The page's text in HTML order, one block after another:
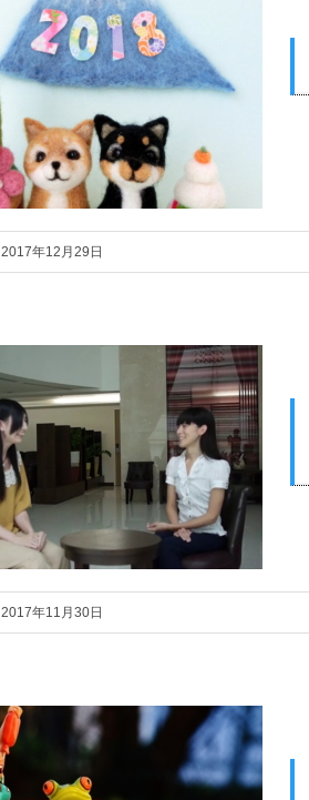
2017年12月29日
2017年11月30日